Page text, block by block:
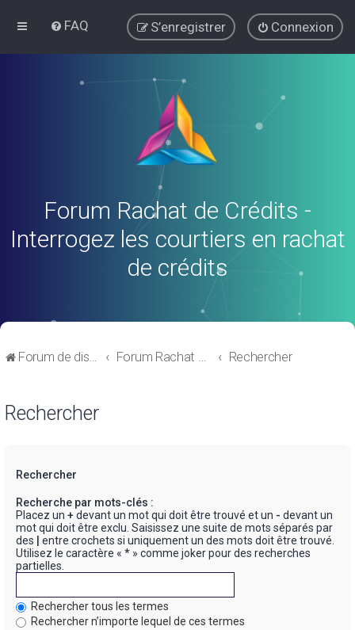
FAQ Connexion
S’enregistrer
Forum Rachat de Crédits -
Interrogez les courtiers en rachat
de crédits
Forum de discussions sur le Regroupement de Crédits et le Rachat de Crédits Forum Rachat de Crédits Rechercher
Rechercher
Rechercher
Recherche par mots-clés :
Placez un + devant un mot qui doit être trouvé et un - devant un
mot qui doit être exclu. Saisissez une suite de mots séparés par
des
entre crochets si uniquement un des mots doit être trouvé.
Utilisez le caractère « * » comme joker pour des recherches
partielles.
Rechercher tous les termes
Rechercher n’importe lequel de ces termes